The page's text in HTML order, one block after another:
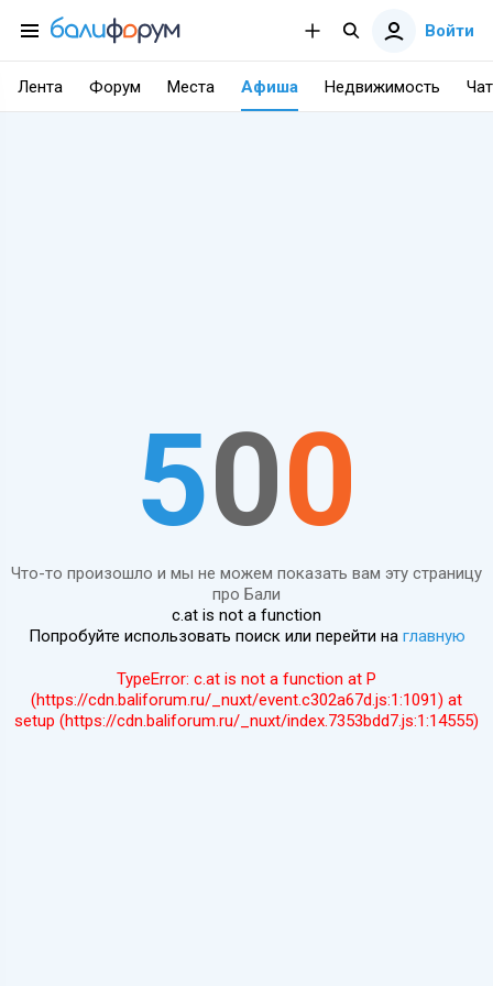
Войти
Лента Форум Места Афиша Недвижимость Чат
500
Что-то произошло и мы не можем показать вам эту страницу
про Бали
c.at is not a function
Попробуйте использовать поиск или перейти на главную
TypeError: c.at is not a function at P
(https://cdn.baliforum.ru/_nuxt/event.c302a67d.js:1:1091) at
setup (https://cdn.baliforum.ru/_nuxt/index.7353bdd7.js:1:14555)